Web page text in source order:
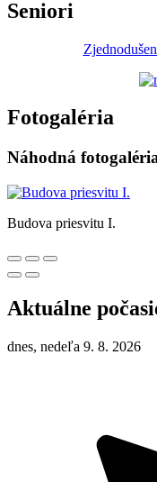
Seniori
Fotogaléria
Náhodná
Budova priesvitu I.
Aktuálne
dnes, nedeľa 9. 8. 2026